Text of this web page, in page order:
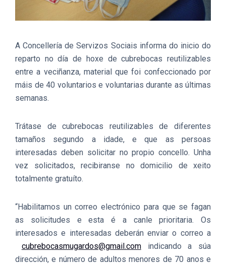
A Concellería de Servizos Sociais informa do inicio do
reparto no día de hoxe de cubrebocas reutilizables
entre a veciñanza, material que foi confeccionado por
máis de 40 voluntarios e voluntarias durante as últimas
semanas.
Trátase de cubrebocas reutilizables de diferentes
tamaños segundo a idade, e que as persoas
interesadas deben solicitar no propio concello. Unha
vez solicitados, recibiranse no domicilio de xeito
totalmente gratuíto.
“Habilitamos un correo electrónico para que se fagan
as solicitudes e esta é a canle prioritaria. Os
interesados e interesadas deberán enviar o correo a
cubrebocasmugardos@gmail.comindicando a súa
dirección, e número de adultos menores de 70 anos e